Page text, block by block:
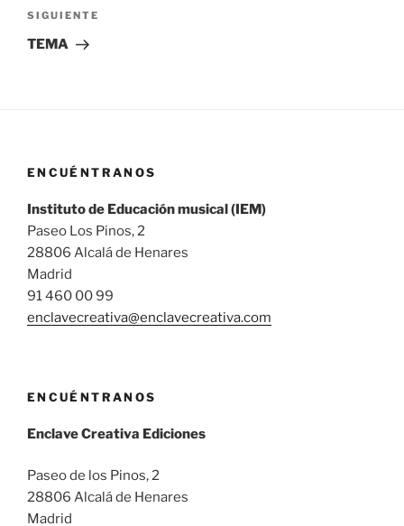
Siguiente
entrada
SIGUIENTE
TEMA
ENCUÉNTRANOS
Instituto de Educación musical (IEM)
Paseo Los Pinos, 2
28806 Alcalá de Henares
Madrid
91 460 00 99
enclavecreativa@enclavecreativa.com
ENCUÉNTRANOS
Enclave Creativa Ediciones
Paseo de los Pinos, 2
28806 Alcalá de Henares
Madrid